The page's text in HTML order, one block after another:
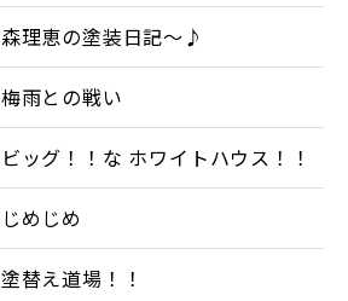
森理恵の塗装日記～♪
梅雨との戦い
ビッグ！！な ホワイトハウス！！
じめじめ
塗替え道場！！